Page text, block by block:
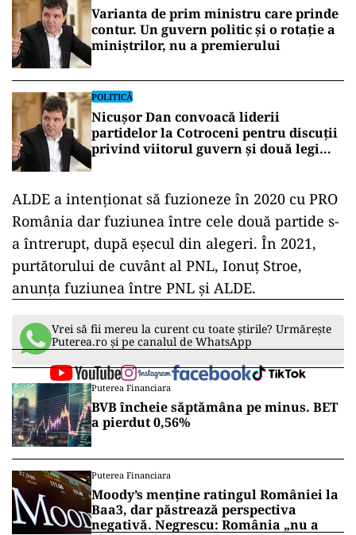
Varianta de prim ministru care prinde
contur. Un guvern politic și o rotație a
miniștrilor, nu a premierului
POLITICĂ
Nicușor Dan convoacă liderii
partidelor la Cotroceni pentru discuții
privind viitorul guvern și două legi
ALDE a intenționat să fuzioneze în 2020 cu PRO
România dar fuziunea între cele două partide s-
a întrerupt, după eșecul din alegeri. În 2021,
purtătorului de cuvânt al PNL, Ionuț Stroe,
anunța fuziunea între PNL și ALDE.
Vrei să fii mereu la curent cu toate știrile? Urmărește
Puterea.ro și pe canalul de WhatsApp
Puterea Financiara
BVB încheie săptămâna pe minus. BET
a pierdut 0,56%
Puterea Financiara
Moody’s menține ratingul României la
Baa3, dar păstrează perspectiva
negativă. Negrescu: România „nu a